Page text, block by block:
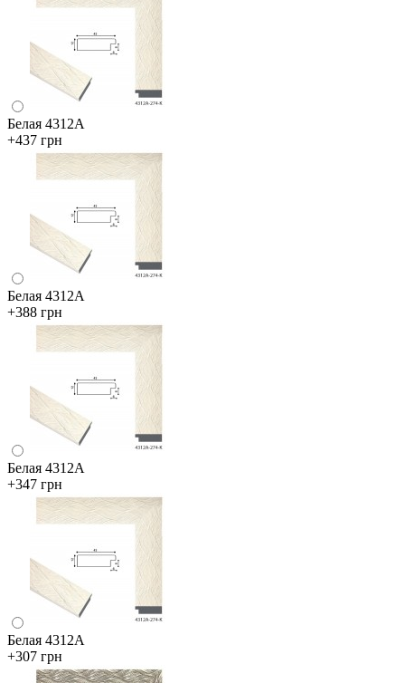
Белая 4312А
+437 грн
Белая 4312А
+388 грн
Белая 4312А
+347 грн
Белая 4312А
+307 грн